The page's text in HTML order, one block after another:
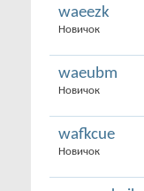
waeezk
Новичок
waeubm
Новичок
wafkcue
Новичок